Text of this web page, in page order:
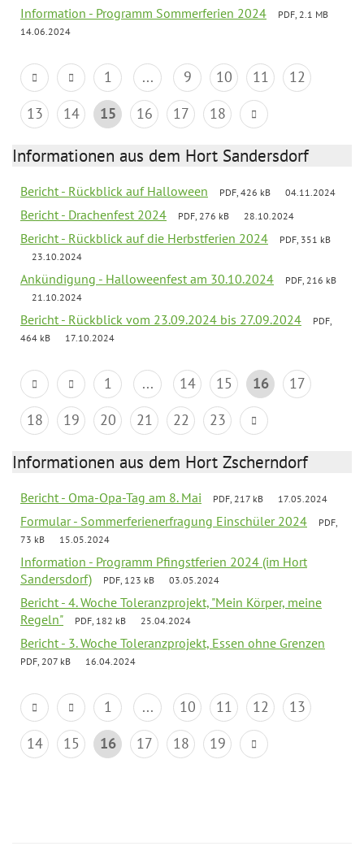
Information - Programm Sommerferien 2024
PDF, 2.1 MB
14.06.2024
1 ... 9 10 11
12
13
14 15 16 17 18
Informationen aus dem Hort Sandersdorf
Bericht - Rückblick auf Halloween PDF, 426 kB 04.11.2024
Bericht - Drachenfest 2024 PDF, 276 kB 28.10.2024
Bericht - Rückblick auf die Herbstferien 2024
PDF, 351 kB
23.10.2024
Ankündigung - Halloweenfest am 30.10.2024
PDF, 216 kB
21.10.2024
Bericht - Rückblick vom 23.09.2024 bis 27.09.2024
PDF,
464 kB
17.10.2024
1 ... 14 15 16
17
18
19 20 21 22 23
Informationen aus dem Hort Zscherndorf
Bericht - Oma-Opa-Tag am 8. Mai PDF, 217 kB 17.05.2024
Formular - Sommerferienerfragung Einschüler 2024
PDF,
73 kB
15.05.2024
Information - Programm Pfingstferien 2024 (im Hort
Sandersdorf)
PDF, 123 kB 03.05.2024
Bericht - 4. Woche Toleranzprojekt, "Mein Körper, meine
Regeln"
PDF, 182 kB 25.04.2024
Bericht - 3. Woche Toleranzprojekt, Essen ohne Grenzen
PDF, 207 kB 16.04.2024
1 ... 10 11 12
13
14
15 16 17 18 19